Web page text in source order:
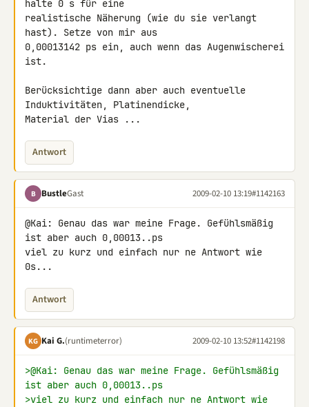
halte 0 s für eine
realistische Näherung (wie du sie verlangt
hast). Setze von mir aus
0,00013142 ps ein, auch wenn das Augenwischerei
ist.
Berücksichtige dann aber auch eventuelle
Induktivitäten, Platinendicke,
Material der Vias ...
Antwort
B BustleGast 2009-02-10 13:19#1142163
@Kai: Genau das war meine Frage. Gefühlsmäßig
ist aber auch 0,00013..ps
viel zu kurz und einfach nur ne Antwort wie
0s...
Antwort
KG Kai G.(runtimeterror) 2009-02-10 13:52#1142198
>@Kai: Genau das war meine Frage. Gefühlsmäßig
ist aber auch 0,00013..ps
>viel zu kurz und einfach nur ne Antwort wie